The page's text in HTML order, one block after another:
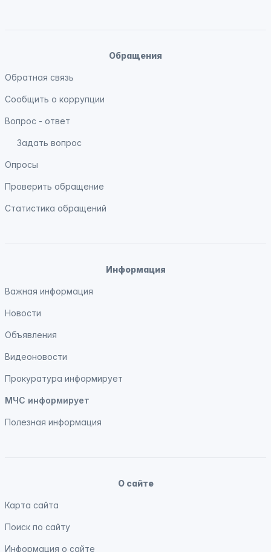
Обращения
Обратная связь
Сообщить о коррупции
Вопрос - ответ
Задать вопрос
Опросы
Проверить обращение
Статистика обращений
Информация
Важная информация
Новости
Объявления
Видеоновости
Прокуратура информирует
МЧС информирует
Полезная информация
О сайте
Карта сайта
Поиск по сайту
Информация о сайте